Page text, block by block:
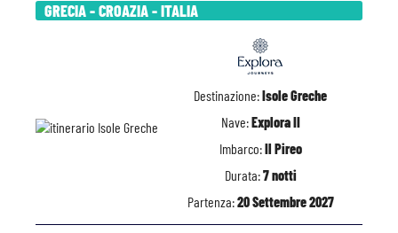
GRECIA - CROAZIA - ITALIA
Destinazione:Isole Greche
Nave:Explora II
Imbarco:Il Pireo
Durata:7 notti
Partenza:20 Settembre 2027